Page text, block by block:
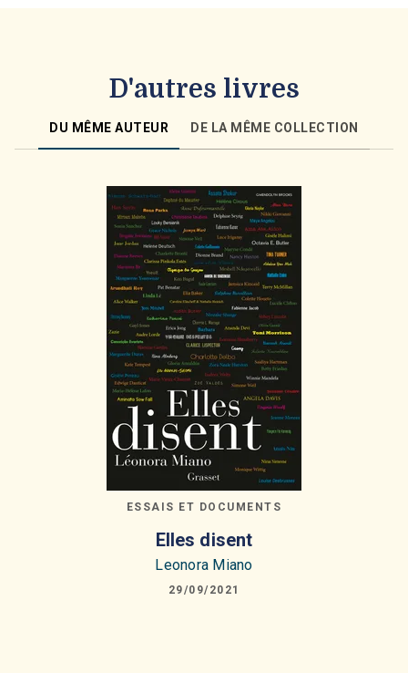
D'autres livres
DU MÊME AUTEUR DE LA MÊME COLLECTION
ESSAIS ET DOCUMENTS
Elles disent
Leonora Miano
29/09/2021